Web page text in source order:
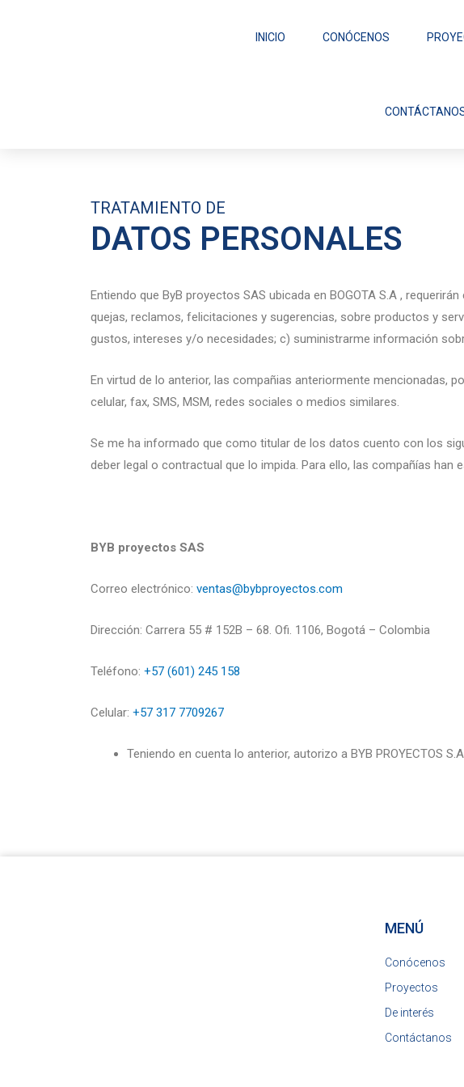
INICIO CONÓCENOS
TRATAMIENTO DE
DATOS PERSONALES
Entiendo que ByB proyectos SAS ubicada en BOGOTA S.A ,
quejas, reclamos, felicitaciones y sugerencias, sobre productos y
gustos, intereses y/o necesidades; c) suministrarme información
En virtud de lo anterior, las compañias anteriormente mencionadas,
celular, fax, SMS, MSM, redes sociales o medios similares.
Se me ha informado que como titular de los datos cuento con los
deber legal o contractual que lo impida. Para ello, las compañías han
BYB proyectos SAS
Correo electrónico: ventas@bybproyectos.com
Dirección: Carrera 55 # 152B – 68. Ofi. 1106, Bogotá – Colombia
Teléfono: +57 (601) 245 158
Celular: +57 317 7709267
Teniendo en cuenta lo anterior, autorizo a BYB PROYECTOS
MENÚ
Conócenos
Proyectos
De interés
Contáctanos